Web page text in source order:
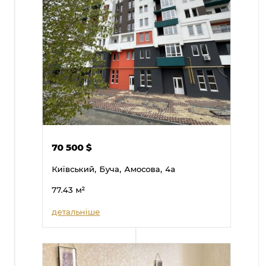
70 500$
Київський, Буча, Амосова, 4а
77.43 м²
детальніше